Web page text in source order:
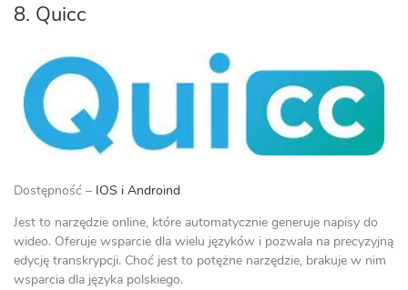
8. Quicc
Dostępność – IOS i Androind
Jest to narzędzie online, które automatycznie generuje napisy do
wideo. Oferuje wsparcie dla wielu języków i pozwala na precyzyjną
edycję transkrypcji. Choć jest to potężne narzędzie, brakuje w nim
wsparcia dla języka polskiego.